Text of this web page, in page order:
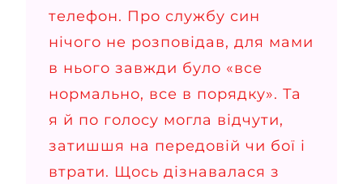
телефон. Про службу син
нічого не розповідав, для мами
в нього завжди було «все
нормально, все в порядку». Та
я й по голосу могла відчути,
затишшя на передовій чи бої і
втрати. Щось дізнавалася з